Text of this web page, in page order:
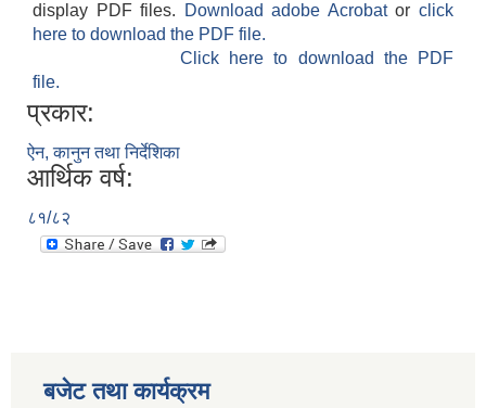
display PDF files.
Download adobe Acrobatorclick
here to download the PDF file.
Click here to download the PDF
file.
प्रकार:
ऐन, कानुन तथा निर्देशिका
आर्थिक वर्ष:
८१/८२
बजेट तथा कार्यक्रम